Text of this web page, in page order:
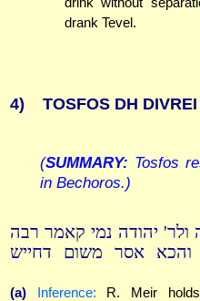
drank Tevel.
4) TOSFOS DH
(SUMMARY: Tosfos
in Bechoros.)
יהודה נמי קאמר רבה
והכא אסר משום דחייש
(a) Inference: R. Meir